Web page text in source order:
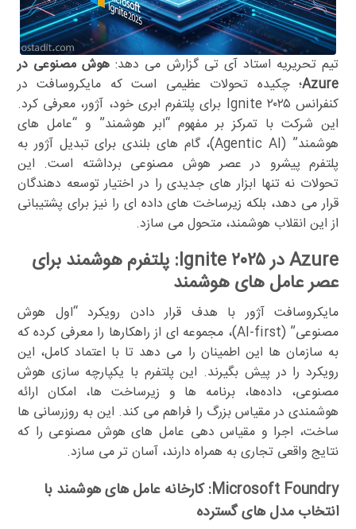
تیم تحریریه استاد آی تی گزارش می دهد: هوش مصنوعی در
Azure؛ چکیده تحولات عظیمی است که مایکروسافت در
کنفرانس Ignite ۲۰۲۵ برای پلتفرم ابری خود، آژور، معرفی کرد.
این شرکت با تمرکز بر مفهوم “ابر هوشمند” و “عامل های
هوشمند” (Agentic AI)، گام های بلندی برای تبدیل آژور به
پلتفرم پیشرو در عصر هوش مصنوعی برداشته است. این
تحولات نه تنها ابزار های جدیدی را در اختیار توسعه دهندگان
قرار می دهد، بلکه زیرساخت های داده ای را نیز برای پشتیبانی
از این انقلاب هوشمند، متحول می سازد.
Azure در Ignite ۲۰۲۵: پلتفرم هوشمند برای
عصر عامل های هوشمند
مایکروسافت آژور با هدف قرار دادن رویکرد “اول هوش
مصنوعی” (AI-first)، مجموعه ای از راهکارها را معرفی کرده که
به سازمان ها این اطمینان را می دهد تا با اعتماد کامل، این
رویکرد را در پیش بگیرند. این پلتفرم با یکپارچه سازی هوش
مصنوعی، داده‌ها، برنامه ها و زیرساخت ها، امکان ارائه
هوشمندی در مقیاس بزرگ را فراهم می کند. این به روزرسانی ها
ساخت، اجرا و مقیاس دهی عامل های هوش مصنوعی را که
نتایج واقعی تجاری به همراه دارند، آسان تر می سازد.
Microsoft Foundry: کارخانه عامل های هوشمند با
انتخاب مدل های گسترده